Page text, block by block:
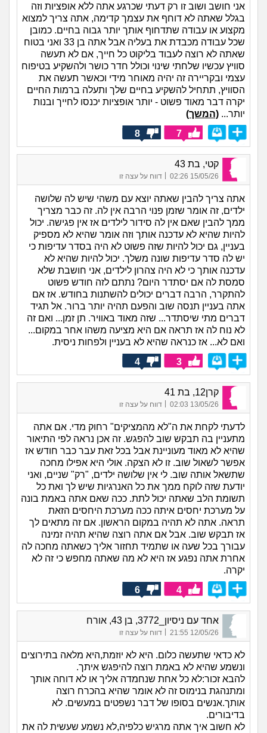
אני חושב ושוב זו רק דעתי שכרגע אתה ללא אופציות וזה
בגלל שאתה לא דוחף את עצמך קדימה, אתה צריך למצוא
מקצוע או עבודה שתדחוף אותך יותר גבוה בחיים. כמובן
שכל עבודה מכבדת את בעליה אבל אתה בן 33 ואני בטוח
שאתה לא רוצה לעבוד בליקוט כל חייך, אם לא תעשה
סוויץ עכשיו שלחתי שינוי וכולל חדר כושר ולהשקיע בטיפוח
עצמי ובקריירה זה יהיה מאוחר מידי וכאשר תעשה את
הסוויץ, תתחיל להשקיע בחיים שלך ותעלה ברמות החיים
יקרה דבר מאוד פשוט - יותר אופציות יכנסו לחייך ובנות
יותר... (המשך)
7
8
קטי, בת 43
15/05/26 02:26
| דווח על עצה זו
אתה צריך להבין שאתה יוצא עם משהי שיש לה שלושה
ילדים, זה אומר שזמן פנוי הרבה אין לה. זה כבר מצריך
ממך להבין שאם אין לה סידור לילדים אז אין פגישה. יכול
להיות שהיא לא עדכנה אותך וזה אומר שהיא לא מספיק
בעניין, גם יכול להיות שזה פשוט לא היה בסדר עדיפות כי
יש לה סדר עדיפות שונה משלך. יכול להיות שהיא לא
עדכנה אותך כי לא היה צהרון לילדים, אני חושבת שלא
סמסת לה אם יסתדר היום? נתתם לזה חודש פשוט
להתקרר, הרבה דברים יכולים להשתנות בחודש. אז אם
אתה בעניין תנסה שוב והפעם תהיה יותר ברור. אל תגיד
דברים מתי שיסתדר... שזה מאוד באוויר. תן זמן... ואם זה
לא נוח לה אז תראה אם היא מציעה משהו אחר במקום...
ואם לא... אז כנראה שהיא לא בעניין ולפחות ניסית.
3
4
קרן12, בת 41
13/05/26 02:03 דווח על עצה זו
לדעתי לקחת את ה"לא מהמציקים" רחוק מדי. אם אתה
מתעניין בה תבקש שוב להפגש. זה אכן נראה לפי התיאור
שהיא לא מאוד מעוניינת אבל בכל זאת עבר כבר חודש אז
אפשר לשאול שוב. זו לא הצקה. אולי היא אפילו מחכה
שתשאל אותה שוב. לי אין שלושה ילדים, "רק" שניים, ואני
יודעת שזה לוקח ממך את כל האנרגיות שיש לך ואת כל
תשומת הלב שאתה יכול לתת. ככה שאם אתה באמת בונה
על מערכת יחסים איתה ככה מערכת היחסים הזאת
תראה. אתה לא תהיה במקום הראשון. אם זה מתאים לך
אז תבקש שוב. אבל אם אתה רוצה שהיא תהיה זמינה
עבורך בכל שעה או שתמיד תחזור אליך כשאתה מחכה לה
אחרת אתה נפגע אז היא לא מה שאתה מחפש כי זה לא
יקרה.
4
6
אחד עם ניסיון_3772, בן 43, אורח
12/05/26 21:55 דווח על עצה זו
לא כדאי שתעשה כלום. היא לא יוזמת,היא מלאה בתירוצים
ונשמע שהיא לא באמת רוצה להיפגש איתך.
להבא זכור:לא כל אחת שנחמדה אליך או לא דוחה אותך
ומתנהגת בנימוס זה לא אומר שהיא בהכרח רוצה
אותך.אנשים בסופו של דבר נשפטים במעשים. לא
בדיבורים.
לא חשוב איך אתה מרגיש כלפיה,לא נשמע שעשית לה את